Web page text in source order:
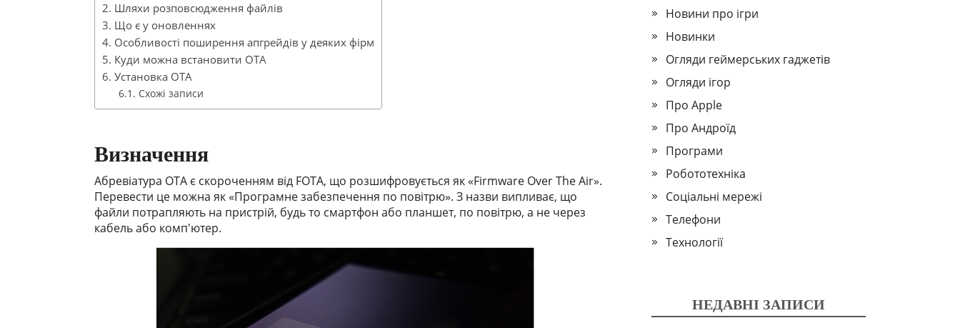
Шляхи розповсюдження файлів
Що є у оновленнях
Особливості поширення апгрейдів у деяких фірм
Куди можна встановити ОТА
Установка OTA
Схожі записи
Визначення
Абревіатура OTA є скороченням від FOTA, що розшифровується як «Firmware Over The Air».
Перевести це можна як «Програмне забезпечення по повітрю». З назви випливає, що
файли потрапляють на пристрій, будь то смартфон або планшет, по повітрю, а не через
кабель або комп'ютер.
Новини про ігри
Новинки
Огляди геймерських гаджетів
Огляди ігор
Про Apple
Про Андроїд
Програми
Робототехніка
Соціальні мережі
Телефони
Технології
НЕДАВНІ ЗАПИСИ